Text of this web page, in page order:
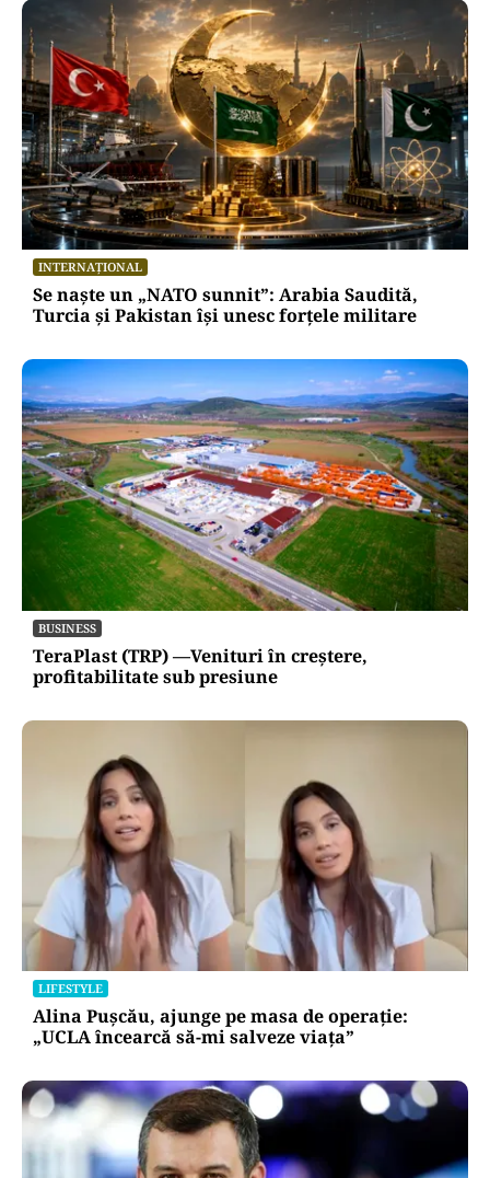
INTERNAȚIONAL
Se naște un „NATO sunnit”: Arabia Saudită,
Turcia și Pakistan își unesc forțele militare
BUSINESS
TeraPlast (TRP) —Venituri în creștere,
profitabilitate sub presiune
LIFESTYLE
Alina Pușcău, ajunge pe masa de operație:
„UCLA încearcă să-mi salveze viața”